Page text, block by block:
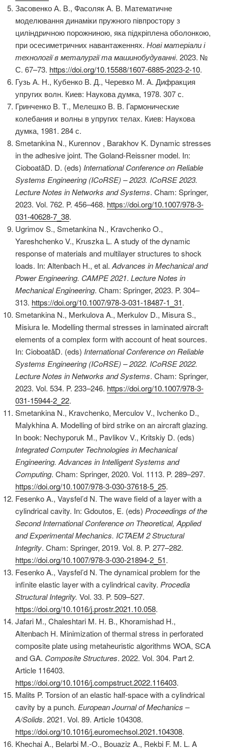
Засовенко А. В., Фасоляк А. В. Математичне
моделювання динаміки пружного півпростору з
циліндричною порожниною, яка підкріплена оболонкою,
при осесиметричних навантаженнях. Нові матеріали і
технології в металургії та машинобудуванні. 2023. №
С. 67–73. https://doi.org/10.15588/1607-6885-2023-2-10.
Гузь А. Н., Кубенко В. Д., Черевко М. А. Дифракция
упругих волн. Киев: Наукова думка, 1978. 307 с.
Гринченко В. Т., Мелешко В. В. Гармонические
колебания и волны в упругих телах. Киев: Наукова
думка, 1981. 284 с.
Smetankina N., Kurennov , Barakhov K. Dynamic stresses
in the adhesive joint. The Goland-Reissner model. In:
CioboatăD. D. (eds) International Conference on Reliable
Systems Engineering (ICoRSE) – 2023. ICoRSE 2023.
Lecture Notes in Networks and Systems. Cham: Springer,
2023. Vol. 762. P. 456–468. https://doi.org/10.1007/978-3-
031-40628-7_38.
Ugrimov S., Smetankina N., Kravchenko O.,
Yareshchenko V., Kruszka L. A study of the dynamic
response of materials and multilayer structures to shock
loads. In: Altenbach H., et al. Advances in Mechanical and
Power Engineering. CAMPE 2021. Lecture Notes in
Mechanical Engineering. Cham: Springer, 2023. P. 304–
313. https://doi.org/10.1007/978-3-031-18487-1_31.
Smetankina N., Merkulova A., Merkulov D., Misura S.,
Misiura Ie. Modelling thermal stresses in laminated aircraft
elements of a complex form with account of heat sources.
In: CioboatăD. (eds) International Conference on Reliable
Systems Engineering (ICoRSE) – 2022. ICoRSE 2022.
Lecture Notes in Networks and Systems. Cham: Springer,
2023. Vol. 534. P. 233–246. https://doi.org/10.1007/978-3-
031-15944-2_22.
Smetankina N., Kravchenko, Merculov V., Ivchenko D.,
Malykhina A. Modelling of bird strike on an aircraft glazing.
In book: Nechyporuk M., Pavlikov V., Kritskiy D. (eds)
Integrated Computer Technologies in Mechanical
Engineering. Advances in Intelligent Systems and
Computing. Cham: Springer, 2020. Vol. 1113. P. 289–297.
https://doi.org/10.1007/978-3-030-37618-5_25.
Fesenko A., Vaysfel’d N. The wave field of a layer with a
cylindrical cavity. In: Gdoutos, E. (eds) Proceedings of the
Second International Conference on Theoretical, Applied
and Experimental Mechanics. ICTAEM 2Structural
Integrity. Cham: Springer, 2019. Vol. 8. P. 277–282.
https://doi.org/10.1007/978-3-030-21894-2_51.
Fesenko A., Vaysfel’d N. The dynamical problem for the
infinite elastic layer with a cylindrical cavity. Procedia
Structural Integrity. Vol. 33. P. 509–527.
https://doi.org/10.1016/j.prostr.2021.10.058.
Jafari M., Chaleshtari M. H. B., Khoramishad H.,
Altenbach H. Minimization of thermal stress in perforated
composite plate using metaheuristic algorithms WOA, SCA
and GA. Composite Structures. 2022. Vol. 304. Part 2.
Article 116403.
https://doi.org/10.1016/j.compstruct.2022.116403.
Malits P. Torsion of an elastic half-space with a cylindrical
cavity by a punch. European Journal of Mechanics –
A/Solids. 2021. Vol. 89. Article 104308.
https://doi.org/10.1016/j.euromechsol.2021.104308.
Khechai A., Belarbi M.-O., Bouaziz A., Rekbi F. M. L. A